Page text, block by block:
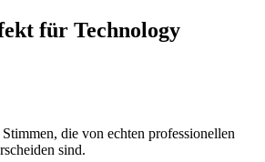
für Technology
die von echten professionellen
sind.